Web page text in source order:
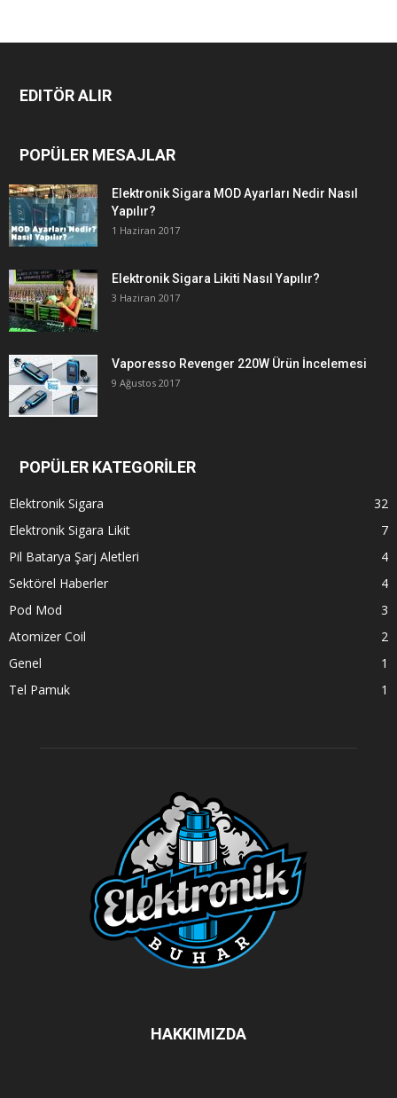
EDITÖR ALIR
POPÜLER MESAJLAR
Elektronik Sigara MOD Ayarları Nedir Nasıl
Yapılır?
1 Haziran 2017
Elektronik Sigara Likiti Nasıl Yapılır?
3 Haziran 2017
Vaporesso Revenger 220W Ürün İncelemesi
9 Ağustos 2017
POPÜLER KATEGORİLER
Elektronik Sigara
32
Elektronik Sigara Likit
7
Pil Batarya Şarj Aletleri
4
Sektörel Haberler
4
Pod Mod
3
Atomizer Coil
2
Genel
1
Tel Pamuk
1
HAKKIMIZDA